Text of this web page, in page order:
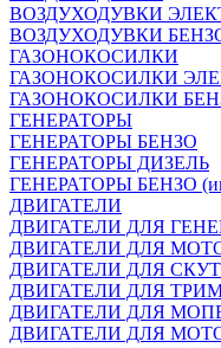
ВОЗДУХОДУВКИ
ВОЗДУХОДУВКИ
ГАЗОНОКОСИЛКИ
ГАЗОНОКОСИЛКИ
ГАЗОНОКОСИЛКИ
ГЕНЕРАТОРЫ
ГЕНЕРАТОРЫ БЕНЗО
ГЕНЕРАТОРЫ ДИЗЕЛЬ
ГЕНЕРАТОРЫ БЕНЗО
ДВИГАТЕЛИ
ДВИГАТЕЛИ ДЛЯ
ДВИГАТЕЛИ ДЛЯ
ДВИГАТЕЛИ ДЛЯ
ДВИГАТЕЛИ ДЛЯ
ДВИГАТЕЛИ ДЛЯ
ДВИГАТЕЛИ ДЛЯ